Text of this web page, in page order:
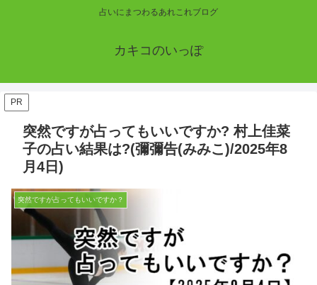
占いにまつわるあれこれブログ
カキコのいっぽ
PR
突然ですが占ってもいいですか? 村上佳菜
子の占い結果は?(彌彌告(みみこ)/2025年8
月4日)
突然ですが占ってもいいですか？